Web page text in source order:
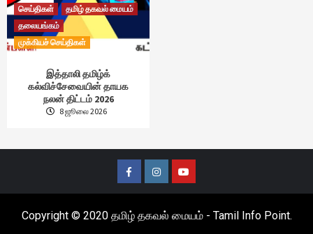
செய்திகள்
தமிழ் தகவல் மையம்
தலையங்கம்
முக்கியச் செய்திகள்
இத்தாலி தமிழ்க்
கல்விச்சேவையின் தாயக
நலன் திட்டம் 2026
8 ஜூலை 2026
FacebookInstagramYoutube
Copyright © 2020 தமிழ் தகவல் மையம் - Tamil Info Point.